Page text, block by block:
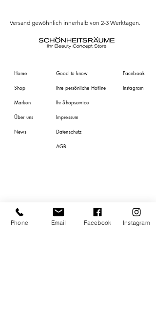
weiche Übergänge geschaffen.
München, Deutschland
Versand gewöhnlich innerhalb von 2-3 Werktagen.
Home
Shop
Marken
Über uns
News
Facebook
Instagram
Newsletter
Anmeldung
Good to know
Ihre persönliche Hotline
Ihr Shopservice
Impressum
Datenschutz
AGB
Phone Email Facebook Instagram